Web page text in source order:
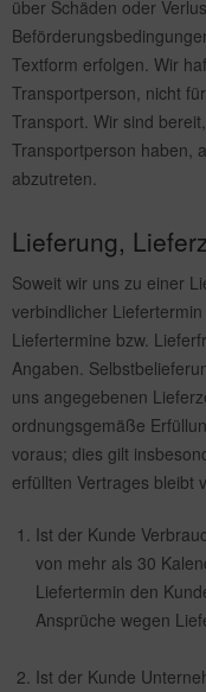
über Schäden oder
Textform erfolgen. Wir
Transportperson, nicht
Transport. Wir sind
Transportperson haben,
abzutreten.
Lieferung,
Soweit wir uns zu einer
verbindlicher
Liefertermine bzw.
Angaben.
uns angegebenen
ordnungsgemäße
voraus; dies gilt
erfüllten Vertrages bleibt
Ist der Kunde
von mehr als 30
Liefertermin den
Ansprüche wegen
Ist der Kunde